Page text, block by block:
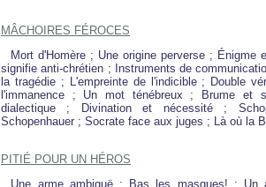
MÂCHOIRES FÉROCES
Mort d'Homère ; Une origine perverse ; Énigme
signifie anti-chrétien ; Instruments de
la tragédie ; L'empreinte de l'indicible ; Double
l'immanence ; Un mot ténébreux ; Brume et
dialectique ; Divination et nécessité ;
Schopenhauer ; Socrate face aux juges ; Là où la
PITIÉ POUR UN HÉROS
Une arme ambiguë ; Bas les masques! ; Un